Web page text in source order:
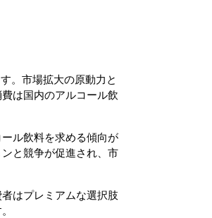
。市場拡大の原動力と
は国内のアルコール飲
ル飲料を求める傾向が
と競争が促進され、市
はプレミアムな選択肢